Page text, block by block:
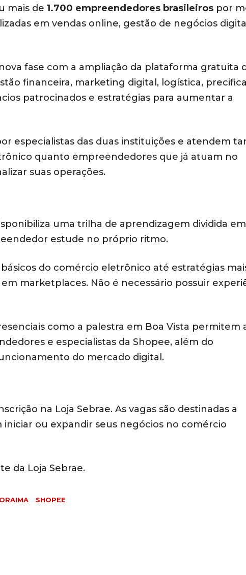
mais de 1.700 empreendedores brasileiros por
em vendas online, gestão de negócios
fase com a ampliação da plataforma gratuita
financeira, marketing digital, logística,
patrocinados e estratégias para aumentar a
especialistas das duas instituições e atendem
quanto empreendedores que já atuam no
suas operações.
uma trilha de aprendizagem dividida
estude no próprio ritmo.
do comércio eletrônico até estratégias
marketplaces. Não é necessário possuir
como a palestra em Boa Vista permitem
e especialistas da Shopee, além do
do mercado digital.
na Loja Sebrae. As vagas são destinadas a
iniciar ou expandir seus negócios no comércio
da Loja Sebrae.
SHOPEE